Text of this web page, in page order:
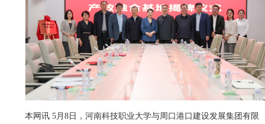
本网讯 5月8日，河南科技职业大学与周口港口建设发展集团有限